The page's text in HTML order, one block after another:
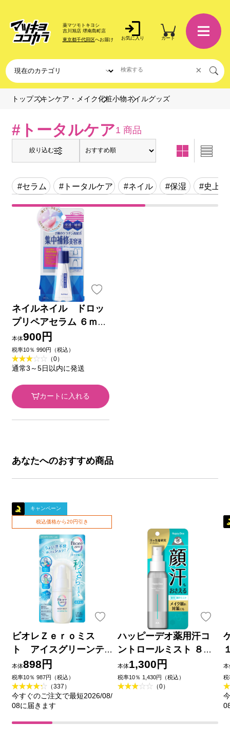
薬マツモトキヨシ
吉川旭店 堺南島町店
東京都千代田区へお届け お気に入り カート
×
トップスキンケア・メイク化粧小物ネイルグッズ
#トータルケア1 商品
絞り込む
#セラム #トータルケア #ネイル #保湿 #史上最
ネイルネイル ドロッ
プリペアセラム ６ｍｌ
ＢＣＬ
本体900円
税率10％ 990円（税込）
（0）
通常3～5日以内に発送
カートに入れる
あなたへのおすすめ商品
キャンペーン
税込価格から20円引き
ビオレＺｅｒｏミス
ト アイスグリーンテ
ィーの香り ６０ｍＬ 花
王
本体898円
税率10％ 987円（税込）
（337）
今すぐのご注文で最短2026/08/
08に届きます
ハッピーデオ薬用汗コ
ントロールミスト ８０
ｍｌ マンダム (医薬部外
品)
本体1,300円
税率10％ 1,430円（税込）
（0）
本
税